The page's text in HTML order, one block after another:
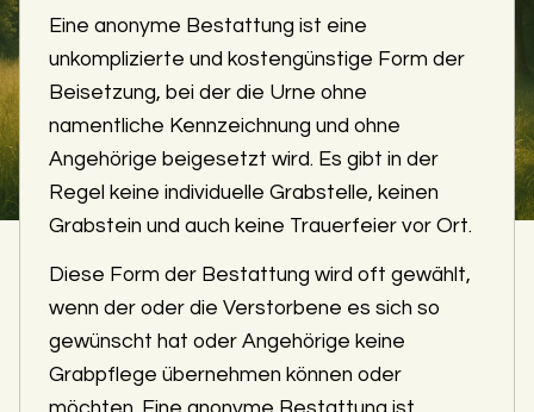
Eine anonyme Bestattung ist eine
unkomplizierte und kostengünstige Form der
Beisetzung, bei der die Urne ohne
namentliche Kennzeichnung und ohne
Angehörige beigesetzt wird. Es gibt in der
Regel keine individuelle Grabstelle, keinen
Grabstein und auch keine Trauerfeier vor Ort.
Diese Form der Bestattung wird oft gewählt,
wenn der oder die Verstorbene es sich so
gewünscht hat oder Angehörige keine
Grabpflege übernehmen können oder